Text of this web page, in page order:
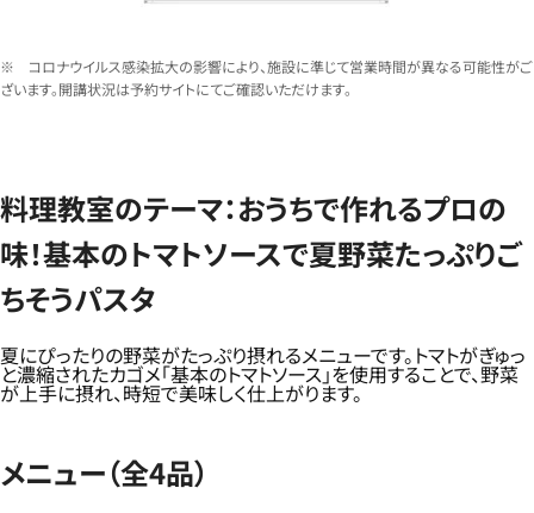
※ コロナウイルス感染拡大の影響により、施設に準じて営業時間が異なる可能性がご
ざいます。開講状況は予約サイトにてご確認いただけます。
料理教室のテーマ：おうちで作れるプロの
味！基本のトマトソースで夏野菜たっぷりご
ちそうパスタ
夏にぴったりの野菜がたっぷり摂れるメニューです。トマトがぎゅっ
と濃縮されたカゴメ「基本のトマトソース」を使用することで、野菜
が上手に摂れ、時短で美味しく仕上がります。
メニュー（全4品）